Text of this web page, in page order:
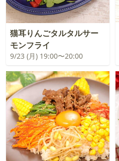
猫耳りんごタルタルサー
モンフライ
9/23 (月) 19:00〜20:00